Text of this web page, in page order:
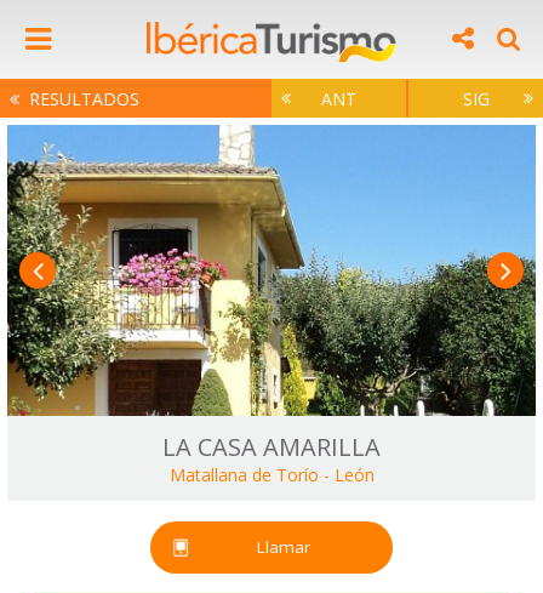
RESULTADOS ANT SIG
LA CASA AMARILLA
Matallana de Torío - León
Llamar